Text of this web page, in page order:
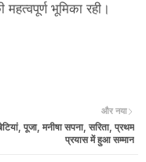
भूमिका रही।
और नया
पूजा, मनीषा सपना, सरिता, प्रथम
प्रयास में हुआ सम्मान